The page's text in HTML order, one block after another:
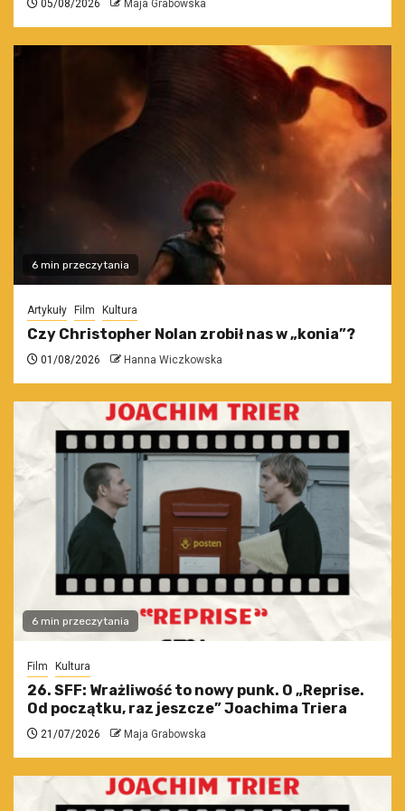
05/08/2026 Maja Grabowska
6 min przeczytania
Artykuły Film Kultura
Czy Christopher Nolan zrobił nas w „konia”?
01/08/2026 Hanna Wiczkowska
6 min przeczytania
Film Kultura
26. SFF: Wrażliwość to nowy punk. O „Reprise.
Od początku, raz jeszcze” Joachima Triera
21/07/2026 Maja Grabowska